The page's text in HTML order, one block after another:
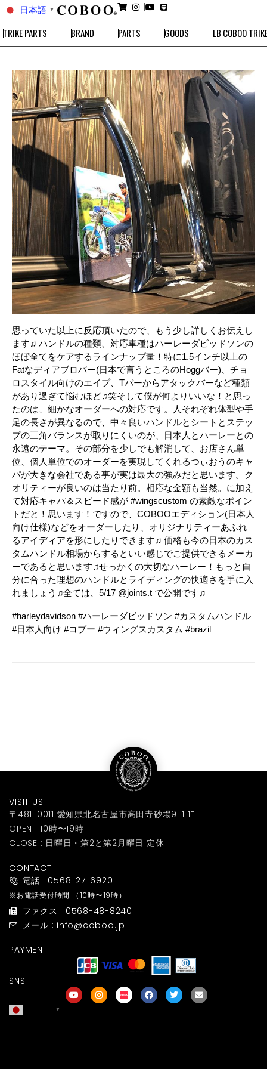
日本語 ▼
TRIKE PARTS BRAND PARTS GOODS LB COBOO
思っていた以上に反応頂いたので、もう少し詳しくお伝えし
ます♫ ハンドルの種類、対応車種はハーレーダビッドソンの
ほぼ全てをケアするラインナップ量！特に1.5インチ以上の
Fatなディアブロバー(日本で言うところのHoggバー)、チョ
ロスタイル向けのエイプ、Tバーからアタックバーなど種類
があり過ぎて悩むほど♫笑そして僕が何よりいいな！と思っ
たのは、細かなオーダーへの対応です。人それぞれ体型や手
足の長さが異なるので、中々良いハンドルとシートとステッ
プの三角バランスが取りにくいのが、日本人とハーレーとの
永遠のテーマ。その部分を少しでも解消して、お店さん単
位、個人単位でのオーダーを実現してくれるつぃおうのキャ
パが大きな会社である事が実は最大の強みだと思います。ク
オリティーが良いのは当たり前。相応な金額も当然。に加え
て対応キャパ＆スピード感が #wingscustom の素敵なポイン
トだと！思います！ですので、COBOOエディション(日本人
向け仕様)などをオーダーしたり、オリジナリティーあふれ
るアイディアを形にしたりできます♫ 価格も今の日本のカス
タムハンドル相場からするといい感じでご提供できるメーカ
ーであると思います♫せっかくの大切なハーレー！もっと自
分に合った理想のハンドルとライディングの快適さを手に入
れましょう♫全ては、5/17 @joints.t で公開です♫
#harleydavidson #ハーレーダビッドソン #カスタムハンドル
#日本人向け #コブー #ウィングスカスタム #brazil
VISIT US
〒481-0011 愛知県北名古屋市高田寺砂場9-1 1F
OPEN : 10時〜19時
CLOSE : 日曜日・第2と第2月曜日 定休
CONTACT
電話 : 0568-27-6920
※お電話受付時間 （10時〜19時）
ファクス : 0568-48-8240
メール : info@coboo.jp
PAYMENT
SNS
▼